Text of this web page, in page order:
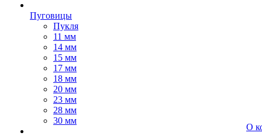
Пуговицы
Пукля
11 мм
14 мм
15 мм
17 мм
18 мм
20 мм
23 мм
28 мм
30 мм
О